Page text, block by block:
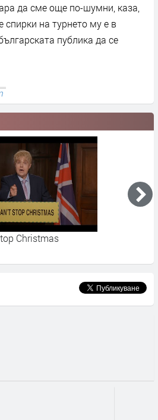
да сме още по-шумни, каза,
спирки на турнето му е в
публика да се
Christmas